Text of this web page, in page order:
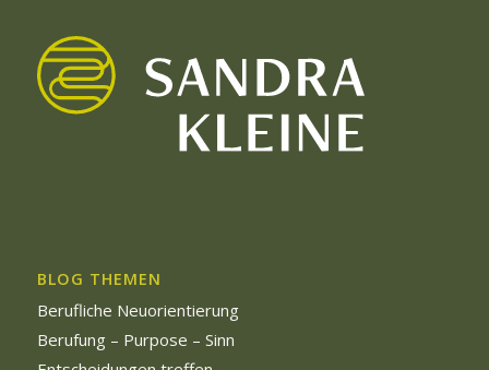
BLOG THEMEN
Berufliche Neuorientierung
Berufung – Purpose – Sinn